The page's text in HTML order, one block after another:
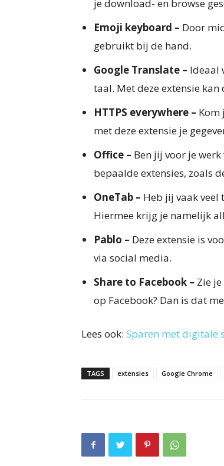
je download- en browse
Emoji keyboard – Door
gebruikt bij de hand.
Google Translate – Ideaal
taal. Met deze extensie
HTTPS everywhere – Kom
met deze extensie je
Office – Ben jij voor je
bepaalde extensies, zoals
OneTab – Heb jij vaak veel
Hiermee krijg je namelijk
Pablo – Deze extensie is
via social media.
Share to Facebook – Zie
op Facebook? Dan is dat
Lees ook: Sparen met digitale
TAGS extensies Google Chrome